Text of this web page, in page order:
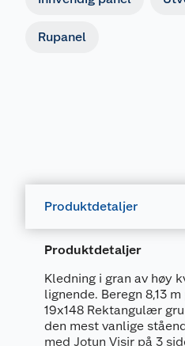
Rupanel
Produktdetaljer
Produktdetaljer
Kledning i gran av høy
lignende. Beregn 8,13
19x148 Rektangulær
den mest vanlige
med Jotun Visir på 3
Dokumentasjon